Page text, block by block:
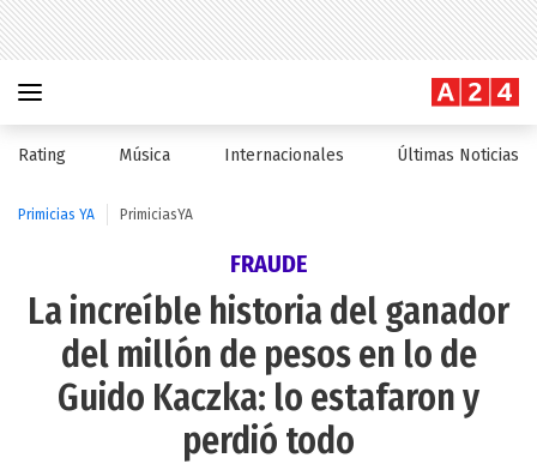
Rating Música Internacionales Últimas Noticias
Primicias YA PrimiciasYA
FRAUDE
La increíble historia del ganador
del millón de pesos en lo de
Guido Kaczka: lo estafaron y
perdió todo